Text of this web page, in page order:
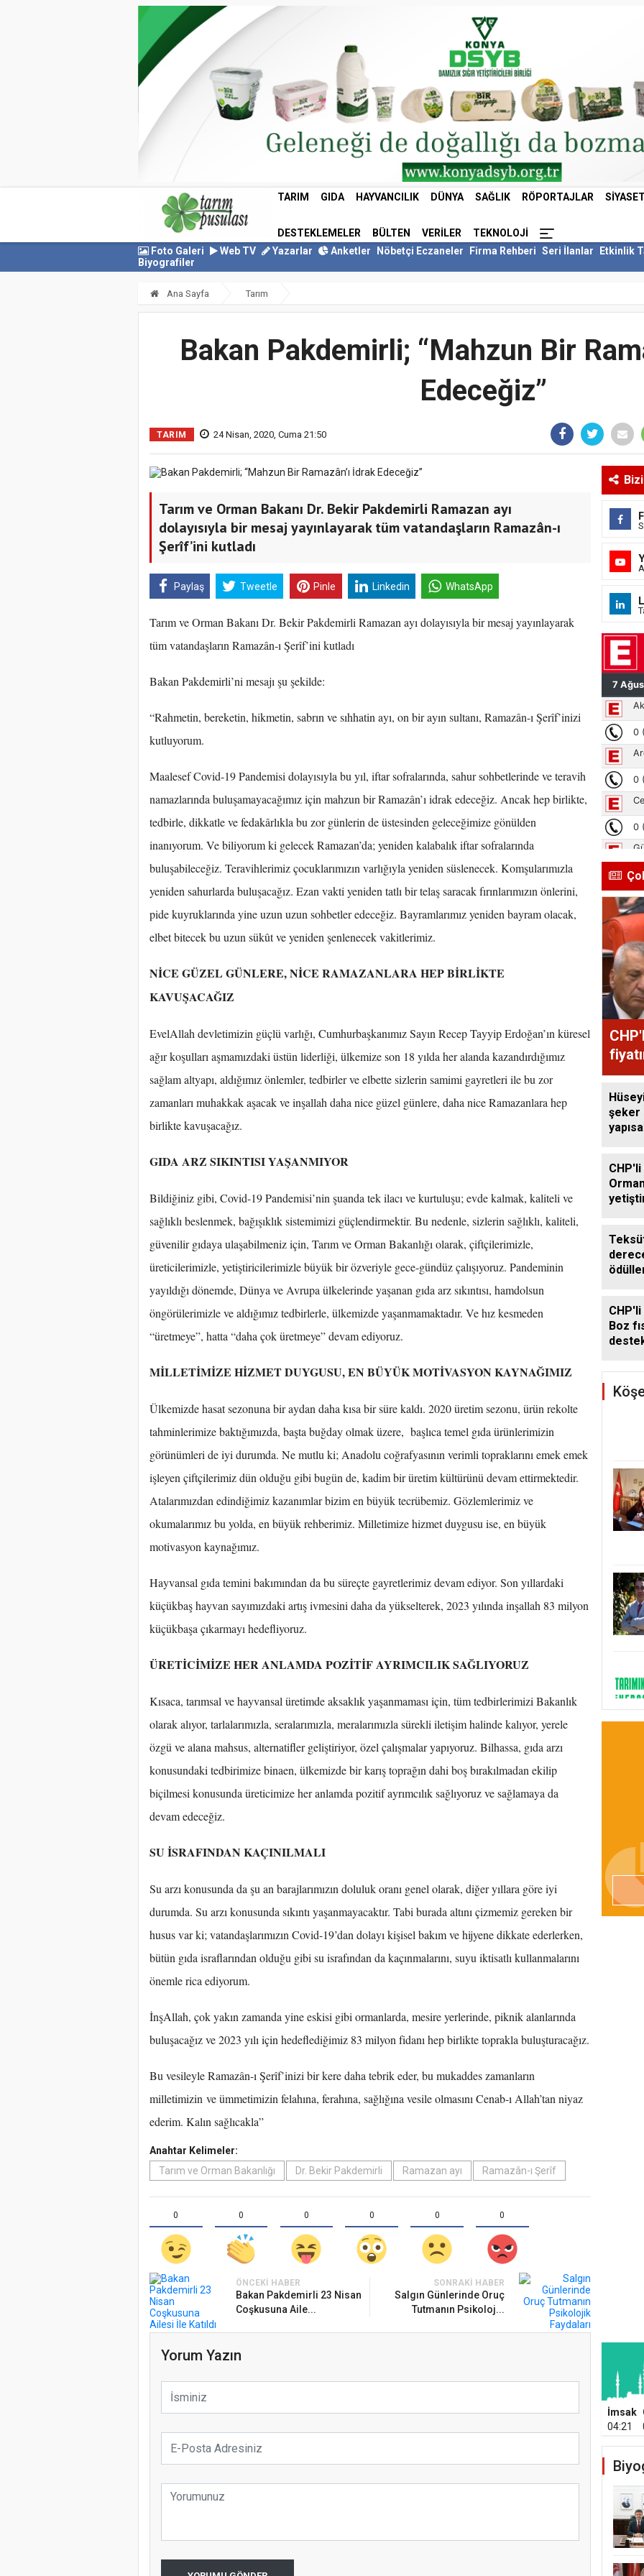
TARIM GIDA HAYVANCILIK DÜNYA SAĞLIK RÖPORTAJLAR SIYASET
DESTEKLEMELER BÜLTEN VERILER
TEKNOLOJI
Foto Galeri
Web TV Yazarlar Anketler Nöbetçi Eczaneler Firma Rehberi Seri İlanlar
Etkinlik
Biyografiler
Ana Sayfa Tarım
Bakan Pakdemirli; “Mahzun Bir
Edeceğiz”
TARIM 24 Nisan, 2020, Cuma 21:50
Tarım ve Orman Bakanı Dr. Bekir Pakdemirli Ramazan ayı
dolayısıyla bir mesaj yayınlayarak tüm vatandaşların Ramazân-ı
Şerîf’ini kutladı
Paylaş Tweetle Pinle Linkedin WhatsApp
Tarım ve Orman Bakanı Dr. Bekir Pakdemirli Ramazan ayı dolayısıyla bir mesaj yayınlayarak
tüm vatandaşların Ramazân-ı Şerîf’ini kutladı
Bakan Pakdemirli’ni mesajı şu şekilde:
“Rahmetin, bereketin, hikmetin, sabrın ve sıhhatin ayı, on bir ayın sultanı, Ramazân-ı Şerîf’inizi
kutluyorum.
Maalesef Covid-19 Pandemisi dolayısıyla bu yıl, iftar sofralarında, sahur sohbetlerinde ve teravih
namazlarında buluşamayacağımız için mahzun bir Ramazân’ı idrak edeceğiz. Ancak hep birlikte,
tedbirle, dikkatle ve fedakârlıkla bu zor günlerin de üstesinden geleceğimize gönülden
inanıyorum. Ve biliyorum ki gelecek Ramazan’da; yeniden kalabalık iftar sofralarında
buluşabileceğiz. Teravihlerimiz çocuklarımızın varlığıyla yeniden süslenecek. Komşularımızla
yeniden sahurlarda buluşacağız. Ezan vakti yeniden tatlı bir telaş saracak fırınlarımızın önlerini,
pide kuyruklarında yine uzun uzun sohbetler edeceğiz. Bayramlarımız yeniden bayram olacak,
elbet bitecek bu uzun sükût ve yeniden şenlenecek vakitlerimiz.
NİCE GÜZEL GÜNLERE, NİCE RAMAZANLARA HEP BİRLİKTE
KAVUŞACAĞIZ
EvelAllah devletimizin güçlü varlığı, Cumhurbaşkanımız Sayın Recep Tayyip Erdoğan’ın küresel
ağır koşulları aşmamızdaki üstün liderliği, ülkemize son 18 yılda her alanda kazandırdığımız
sağlam altyapı, aldığımız önlemler, tedbirler ve elbette sizlerin samimi gayretleri ile bu zor
zamanları muhakkak aşacak ve inşallah daha nice güzel günlere, daha nice Ramazanlara hep
birlikte kavuşacağız.
GIDA ARZ SIKINTISI YAŞANMIYOR
Bildiğiniz gibi, Covid-19 Pandemisi’nin şuanda tek ilacı ve kurtuluşu; evde kalmak, kaliteli ve
sağlıklı beslenmek, bağışıklık sistemimizi güçlendirmektir. Bu nedenle, sizlerin sağlıklı, kaliteli,
güvenilir gıdaya ulaşabilmeniz için, Tarım ve Orman Bakanlığı olarak, çiftçilerimizle,
üreticilerimizle, yetiştiricilerimizle büyük bir özveriyle gece-gündüz çalışıyoruz. Pandeminin
yayıldığı dönemde, Dünya ve Avrupa ülkelerinde yaşanan gıda arz sıkıntısı, hamdolsun
öngörülerimizle ve aldığımız tedbirlerle, ülkemizde yaşanmamaktadır. Ve hız kesmeden
“üretmeye”, hatta “daha çok üretmeye” devam ediyoruz.
MİLLETİMİZE HİZMET DUYGUSU, EN BÜYÜK MOTİVASYON KAYNAĞIMIZ
Ülkemizde hasat sezonuna bir aydan daha kısa bir süre kaldı. 2020 üretim sezonu, ürün rekolte
tahminlerimize baktığımızda, başta buğday olmak üzere, başlıca temel gıda ürünlerimizin
görünümleri de iyi durumda. Ne mutlu ki; Anadolu coğrafyasının verimli topraklarını emek emek
işleyen çiftçilerimiz dün olduğu gibi bugün de, kadim bir üretim kültürünü devam ettirmektedir.
Atalarımızdan edindiğimiz kazanımlar bizim en büyük tecrübemiz. Gözlemlerimiz ve
okumalarımız bu yolda, en büyük rehberimiz. Milletimize hizmet duygusu ise, en büyük
motivasyon kaynağımız.
Hayvansal gıda temini bakımından da bu süreçte gayretlerimiz devam ediyor. Son yıllardaki
küçükbaş hayvan sayımızdaki artış ivmesini daha da yükselterek, 2023 yılında inşallah 83 milyon
küçükbaşa çıkarmayı hedefliyoruz.
ÜRETİCİMİZE HER ANLAMDA POZİTİF AYRIMCILIK SAĞLIYORUZ
Kısaca, tarımsal ve hayvansal üretimde aksaklık yaşanmaması için, tüm tedbirlerimizi Bakanlık
olarak alıyor, tarlalarımızla, seralarımızla, meralarımızla sürekli iletişim halinde kalıyor, yerele
özgü ve alana mahsus, alternatifler geliştiriyor, özel çalışmalar yapıyoruz. Bilhassa, gıda arzı
konusundaki tedbirimize binaen, ülkemizde bir karış toprağın dahi boş bırakılmadan ekilip
biçilmesi konusunda üreticimize her anlamda pozitif ayrımcılık sağlıyoruz ve sağlamaya da
devam edeceğiz.
SU İSRAFINDAN KAÇINILMALI
Su arzı konusunda da şu an barajlarımızın doluluk oranı genel olarak, diğer yıllara göre iyi
durumda. Su arzı konusunda sıkıntı yaşanmayacaktır. Tabi burada altını çizmemiz gereken bir
husus var ki; vatandaşlarımızın Covid-19’dan dolayı kişisel bakım ve hijyene dikkate ederlerken,
bütün gıda israflarından olduğu gibi su israfından da kaçınmalarını, suyu iktisatlı kullanmalarını
önemle rica ediyorum.
İnşAllah, çok yakın zamanda yine eskisi gibi ormanlarda, mesire yerlerinde, piknik alanlarında
buluşacağız ve 2023 yılı için hedeflediğimiz 83 milyon fidanı hep birlikte toprakla buluşturacağız.
Bu vesileyle Ramazân-ı Şerîf’inizi bir kere daha tebrik eder, bu mukaddes zamanların
milletimizin ve ümmetimizin felahına, ferahına, sağlığına vesile olmasını Cenab-ı Allah’tan niyaz
ederim. Kalın sağlıcakla”
Anahtar Kelimeler:
Tarım ve Orman Bakanlığı
Dr. Bekir Pakdemirli Ramazan ayı Ramazân-ı Şerîf
0 0 0 0 0 0
ÖNCEKI HABER
Bakan Pakdemirli 23 Nisan
Coşkusuna Aile...
SONRAKI HABER
Salgın Günlerinde Oruç
Tutmanın Psikoloj...
Yorum Yazın
şeker
Boz
İmsak
04:21